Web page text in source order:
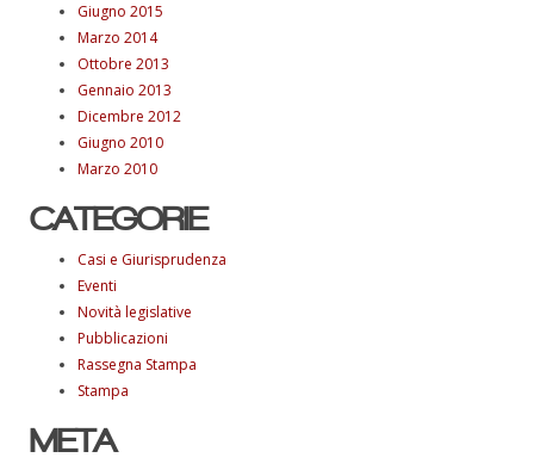
Giugno 2015
Marzo 2014
Ottobre 2013
Gennaio 2013
Dicembre 2012
Giugno 2010
Marzo 2010
CATEGORIE
Casi e Giurisprudenza
Eventi
Novità legislative
Pubblicazioni
Rassegna Stampa
Stampa
META